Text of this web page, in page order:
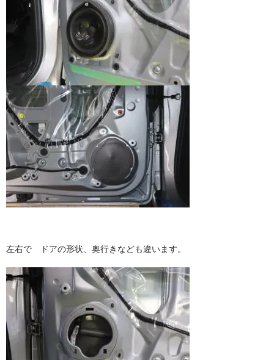
左右で ドアの形状、奥行きなども違います。